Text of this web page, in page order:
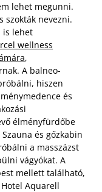
lehet megunni.
szokták nevezni.
is lehet
wellness
,
A balneo-
hiszen
és
élményfürdőbe
és gőzkabin
a masszázst
vágyókat. A
mellett található,
Aquarell